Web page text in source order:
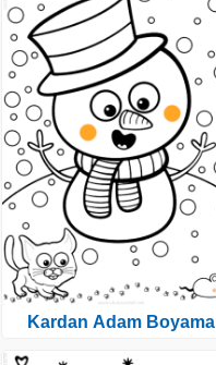
Kardan Adam Boyama